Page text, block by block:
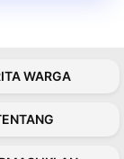
WARGA